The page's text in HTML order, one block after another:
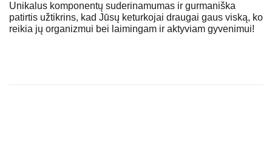
Unikalus komponentų suderinamumas ir gurmaniška
patirtis užtikrins, kad Jūsų keturkojai draugai gaus viską, ko
reikia jų organizmui bei laimingam ir aktyviam gyvenimui!